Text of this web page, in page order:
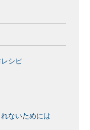
シピ
ないためには